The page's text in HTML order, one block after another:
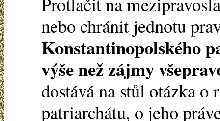
nebo chránit jednotu
Konstantinopolského
výše než zájmy
dostává na stůl otázka
patriarchátu, o jeho